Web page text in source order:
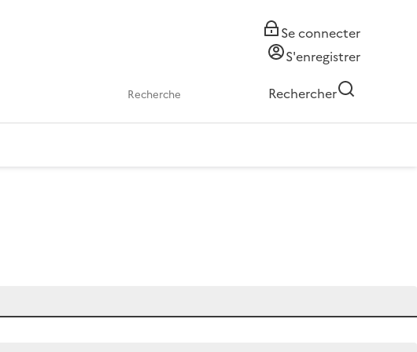
Se connecter
S'enregistrer
Rechercher